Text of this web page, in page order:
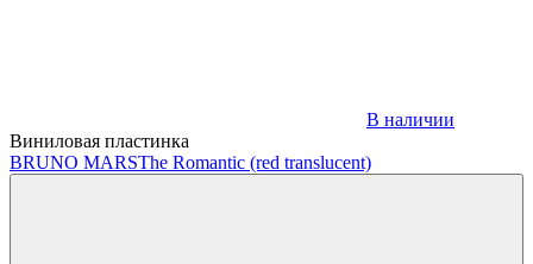
В наличии
Виниловая пластинка
BRUNO MARSThe Romantic (red translucent)